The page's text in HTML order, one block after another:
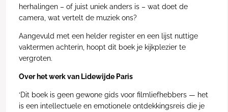
herhalingen – of juist uniek anders is – wat doet de
camera, wat vertelt de muziek ons?
Aangevuld met een helder register en een lijst nuttige
vaktermen achterin, hoopt dit boek je kijkplezier te
vergroten.
Over het werk van Lidewijde Paris
‘Dit boek is geen gewone gids voor filmliefhebbers — het
is een intellectuele en emotionele ontdekkingsreis die je